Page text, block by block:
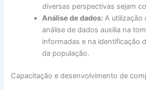
diversas perspectivas sejam
Análise de dados: A utilização
análise de dados auxilia na
informadas e na identificação
da população.
Capacitação e desenvolvimento de